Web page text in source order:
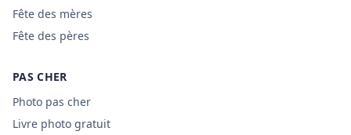
Fête des mères
Fête des pères
PAS CHER
Photo pas cher
Livre photo gratuit